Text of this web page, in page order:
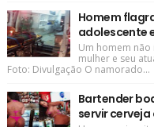
Homem
adolescente
Um homem
mulher e seu
Foto: Divulgação O namorado...
Bartender
servir cerveja